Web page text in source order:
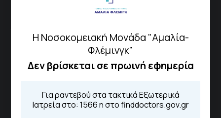
Η Νοσοκομειακή Μονάδα "Αμαλία-
Φλέμινγκ"
Δεν βρίσκεται σε πρωινή εφημερία
Για ραντεβού στα τακτικά Εξωτερικά
Ιατρεία στο: 1566 η στο finddoctors.gov.gr
Νοσοκομειακή Μονάδα "Αμαλία Φλέμιγκ"
Το νοσοκομείο αποτελεί έναν δυναμικό και ουσιαστικό
πυλώνα του Εθνικού Συστήματος Υγείας, παρέχοντας
ολοκληρωμένες υπηρεσίες πρωτοβάθμιας και
δευτεροβάθμιας περίθαλψης.
Το Νοσοκομείο
Διασυνδεόμενα Νοσοκομεία